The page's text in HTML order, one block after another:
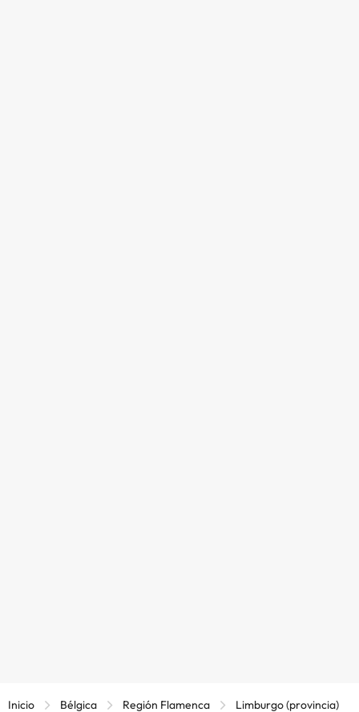
Inicio Bélgica Región Flamenca Limburgo (provincia)